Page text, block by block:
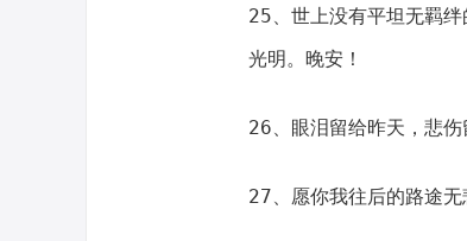
25、世上没有平坦无羁
光明。晚安！
26、眼泪留给昨天，悲伤
27、愿你我往后的路途无